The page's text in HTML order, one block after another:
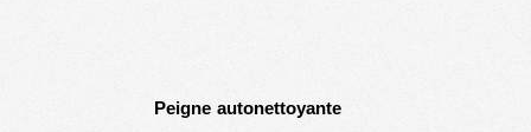
Peigne autonettoyante